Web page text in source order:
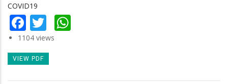
COVID19
Facebook
Twitter
1104 views
VIEW PDF